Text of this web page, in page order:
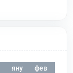
яну фев